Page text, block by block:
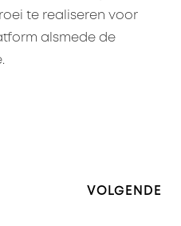
te realiseren voor
alsmede de
VOLGENDE